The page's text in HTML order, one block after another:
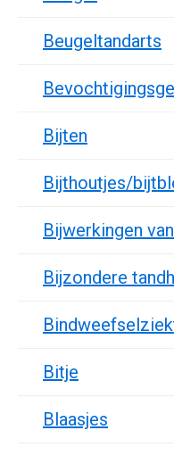
Beugeltandarts
Bijten
Bijthoutjes/
Bijwerkingen
Bijzondere
Bitje
Blaasjes